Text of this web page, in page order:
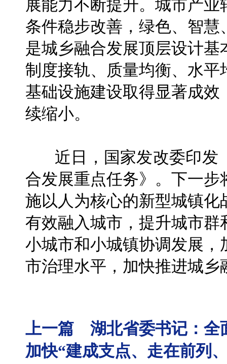
展能力不断提升。城市产
条件稳步改善，绿色、智
是城乡融合发展顶层设计
制度接轨、质量均衡、水
基础设施建设取得显著成
续缩小。
近日，国家发改委印发
合发展重点任务》。下一
施以人为核心的新型城镇
有效融入城市，提升城市
小城市和小城镇协调发展
市治理水平，加快推进城乡
上一篇 湖北省委书记：全
加快“建成支点、走在前列